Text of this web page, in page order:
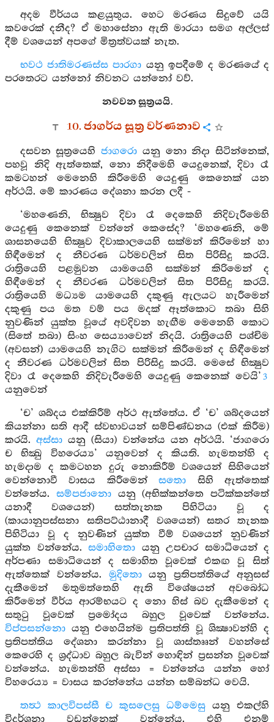
අදම වීර්යය කළයුතුය. හෙට මරණය සිදුවේ යයි
කවරෙක් දනීද? ඒ මහාසේනා ඇති මාරයා සමග අල්ලස්
දීම් වශයෙන් අපගේ මිත්‍රත්වයක් නැත.
භවථ ජාතිමරණස්ස පාරගා යනු ඉපදීමේ ද මරණයේ ද
පරතෙරට යන්නෝ නිවනට යන්නෝ වව්.
නවවන සූත්‍රයයි.
10. ජාගර්ය සූත්‍ර වර්ණනාව
දසවන සූත්‍රයෙහිජාගරො යනු නො නිදා සිටින්නෙක්,
පහවූ නිදි ඇත්තෙක්, නො නිදීමෙහි යෙදුනෙක්, දිවා රෑ
කමටහන් මෙනෙහි කිරීමෙහි යෙදුණු කෙනෙක් යන
අර්ථයි. මේ කාරණය දේශනා කරන ලදී -
‘මහණෙනි, භික්‍ෂුව දිවා රෑ දෙකෙහි නිදිවැරීමෙහි
යෙදුණු කෙනෙක් වන්නේ කෙසේද? ‘මහණෙනි, මේ
ශාසනයෙහි භික්‍ෂුව දිවාකාලයෙහි සක්මන් කිරිමෙන් හා
හිඳීමෙන් ද නීවරණ ධර්මවලින් සිත පිරිසිදු කරයි.
රාත්‍රියෙහි පළමුවන යාමයෙහි සක්මන් කිරිමෙන් ද
හිඳීමෙන් ද නීවරණ ධර්මවලින් සිත පිරිසිදු කරයි.
රාත්‍රියෙහි මධ්‍යම යාමයෙහි දකුණු ඇලයට හැරීමෙන්
දකුණු පය මත වම් පය මදක් ඈත්කොට තබා සිහි
නුවණින් යුක්ත වූයේ අවදිවන හැඟීම මෙනෙහි කොට
(සිතේ තබා) සිංහ සෙය්‍යාවෙන් නිදයි. රාත්‍රියෙහි පශ්චිම
(අවසන්) යාමයෙහි නැගිට සක්මන් කිරීමෙන් ද හිඳීමෙන්
ද නීවරණ ධර්මවලින් සිත පිරිසිදු කරයි. මෙසේ භික්‍ෂුව
දිවා රෑ දෙකෙහි නිදිවැරීමෙහි යෙදුණු කෙනෙක් වෙයි’ 3
යනුවෙන්
‘ච’ ශබ්දය එක්කිරීම් අර්ථ ඇත්තේය. ඒ ‘ච’ ශබ්දයෙන්
කියන්නා සති ආදී ස්වභාවයන් සම්පිණ්ඩනය (එක් කිරීම)
කරයි.අස්සා යනු (සියා) වන්නේය යන අර්ථයි. ‘ජාගරො
ච භික්‍ඛු විහරෙය්‍ය’ යනුවෙන් ද කියති. හැමතන්හි ද
හැමදාම ද කමටහන දුරු නොකිරීම් වශයෙන් සිහියෙන්
වෙන්නොවී වාසය කිරීමෙන්සතො සිහි ඇත්තෙක්
වන්නේය. සම්පජානොයනු (අභික්කන්තෙ පටික්කන්තේ
යනාදී වශයෙන්) සත්තැනක පිහිටියා වූ ද
(කායානුපස්සනා සතිපට්ඨානාදී වශයෙන්) සතර තැනක
පිහිටියා වූ ද නුවණින් යුක්ත වීම් වශයෙන් නුවණින්
යුක්ත වන්නේය. සමාහිතො යනු උපචාර සමාධියෙන් ද
අර්පණා සමාධියෙන් ද සමාහිත වූවෙක් එකඟ වූ සිත්
ඇත්තෙක් වන්නේය. මුදිතොයනු ප්‍රතිපත්තියේ අනුසස්
දැකීමෙන් මතුමත්තෙහි ඇති විශේෂයන් අවබෝධ
කිරීමෙන් වීර්ය ආරම්භයට ද නො හිස් බව දැකීමෙන් ද
සතුටු වූවෙක් ප්‍රමෝදය බහුල වූවෙක් වන්නේය.
විප්පසන්නො යනු එහෙයින්ම ප්‍රතිපත්ති වූ ශික්‍ෂාවන්හි ද
ප්‍රතිපත්තිය දේශනා කරන්නා වූ ශාස්තෲන් වහන්සේ
කෙරෙහි ද ශ්‍රද්ධාව බහුල බැවින් හොඳින් ප්‍රසන්න වූවෙක්
වන්නේය. හැමතන්හි අස්සා = වන්නේය යන්න හෝ
විහරෙය්‍ය = වාසය කරන්නේය යන්න සම්බන්ධ වෙයි.
තත්‍ථ කාලවිපස්සී ච කුසලෙසු ධම්මෙසු යනු එකල්හි
විදර්ශනා වඩන්නෙක් වන්නේය. එහි එනම්